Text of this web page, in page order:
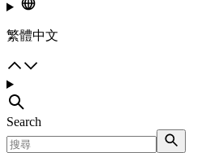
繁體中文
Search